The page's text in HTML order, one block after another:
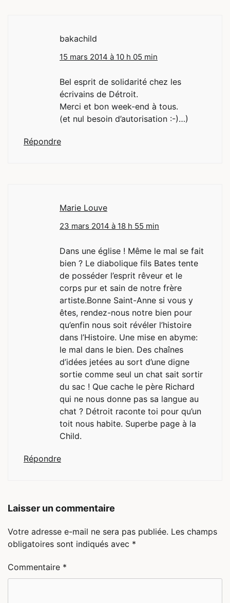
bakachild
15 mars 2014 à 10 h 05 min
Bel esprit de solidarité chez les
écrivains de Détroit.
Merci et bon week-end à tous.
(et nul besoin d’autorisation :-)…)
Répondre
Marie Louve
23 mars 2014 à 18 h 55 min
Dans une église ! Même le mal se fait
bien ? Le diabolique fils Bates tente
de posséder l’esprit rêveur et le
corps pur et sain de notre frère
artiste.Bonne Saint-Anne si vous y
êtes, rendez-nous notre bien pour
qu’enfin nous soit révéler l’histoire
dans l’Histoire. Une mise en abyme:
le mal dans le bien. Des chaînes
d’idées jetées au sort d’une digne
sortie comme seul un chat sait sortir
du sac ! Que cache le père Richard
qui ne nous donne pas sa langue au
chat ? Détroit raconte toi pour qu’un
toit nous habite. Superbe page à la
Child.
Répondre
Laisser un commentaire
Votre adresse e-mail ne sera pas publiée. Les champs
obligatoires sont indiqués avec *
Commentaire *